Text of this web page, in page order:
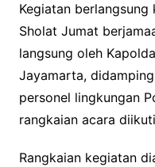
Kegiatan
Sholat Jumat
langsung oleh
Jayamarta,
personel lingkungan
rangkaian acara
Rangkaian kegiatan